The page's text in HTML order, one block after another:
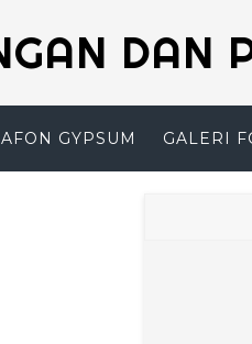
DAN
GYPSUM GALERI